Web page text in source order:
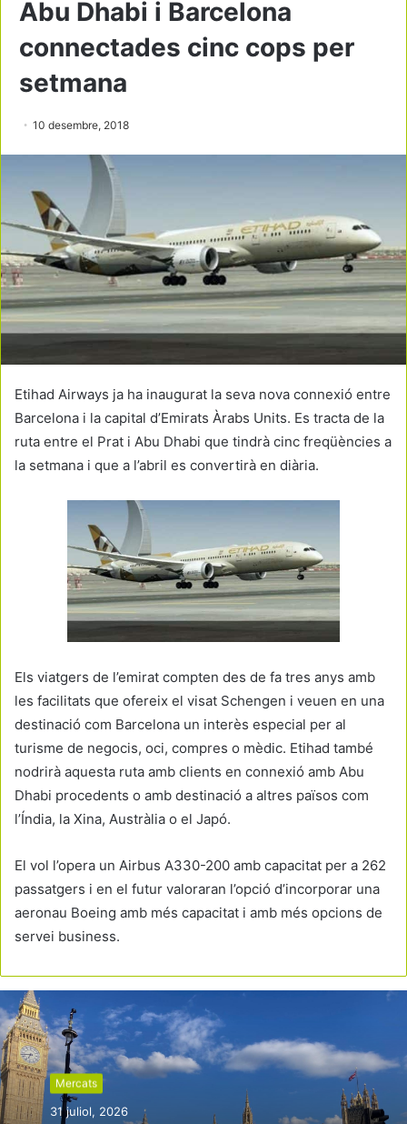
Abu Dhabi i Barcelona
connectades cinc cops per
setmana
10 desembre, 2018
Etihad Airways ja ha inaugurat la seva nova connexió entre
Barcelona i la capital d’Emirats Àrabs Units. Es tracta de la
ruta entre el Prat i Abu Dhabi que tindrà cinc freqüències a
la setmana i que a l’abril es convertirà en diària.
Els viatgers de l’emirat compten des de fa tres anys amb
les facilitats que ofereix el visat Schengen i veuen en una
destinació com Barcelona un interès especial per al
turisme de negocis, oci, compres o mèdic. Etihad també
nodrirà aquesta ruta amb clients en connexió amb Abu
Dhabi procedents o amb destinació a altres països com
l’Índia, la Xina, Austràlia o el Japó.
El vol l’opera un Airbus A330-200 amb capacitat per a 262
passatgers i en el futur valoraran l’opció d’incorporar una
aeronau Boeing amb més capacitat i amb més opcions de
servei business.
Mercats
31 juliol, 2026